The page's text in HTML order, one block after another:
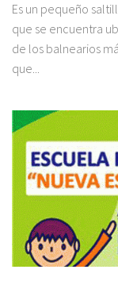
Es un pequeño
que se encuentra
de los balnearios
que...